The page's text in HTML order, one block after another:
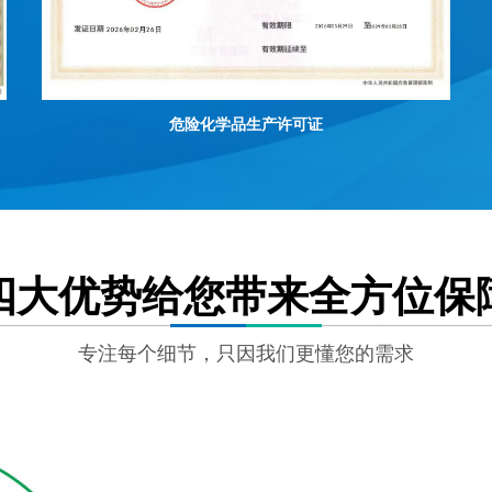
危险化学品生产许可证
大优势给您带来全方位保
专注每个细节，只因我们更懂您的需求